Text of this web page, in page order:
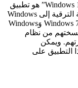
تطبيق “الحصول على Windows 10”, “Get Windows 10” هو تطبيق
من Microsoft يُسَهِّل على المستخدمين عملية الترقية إلى Windows
10. وقد بدأ هذا التطبيق بالظهور على أنظمة Windows 7 وَWindows
من نظام
ويمكن
على